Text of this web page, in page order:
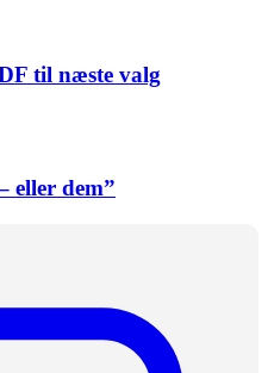
til næste valg
eller dem”